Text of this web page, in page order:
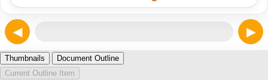
◀ ▶
Thumbnails
Document Outline
Current Outline Item